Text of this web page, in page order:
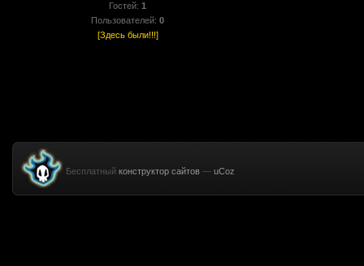
Гостей: 1
Пользователей: 0
[Здесь были!!!]
Бесплатный конструктор сайтов — uCoz